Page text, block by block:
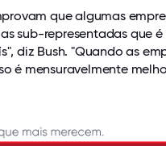
que algumas
sub-representadas que
diz Bush. "Quando as
é mensuravelmente